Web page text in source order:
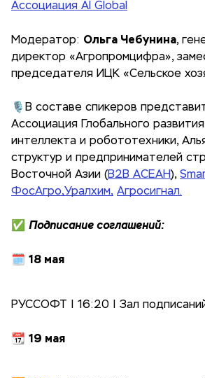
Ассоциация AI Global
Модератор: Ольга Чебунина,
директор «Агропромцифра»,
председателя ИЦК «Сельское
🎙В составе спикеров
Ассоциация Глобального
интеллекта и робототехники,
структур и предпринимателей
Восточной Азии (B2B АСЕАН),
ФосАгро,Уралхим, Агросигнал.
✅ Подписание соглашений:
🗓️ 18 мая
РУССОФТ | 16:20 | Зал
📆 19 мая